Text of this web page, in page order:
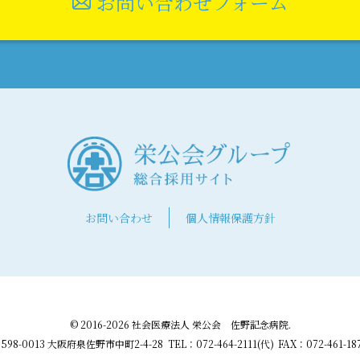
お問い合わせ 個人情報保護方針
© 2016-2026 社会医療法人 栄公会 佐野記念病院.
0013 大阪府泉佐野市中町2-4-28 TEL：072-464-2111(代) FAX：072-461-